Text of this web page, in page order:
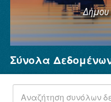
Σύνολα Δεδομένων
Φορείς
Ομάδες
Σύνολα